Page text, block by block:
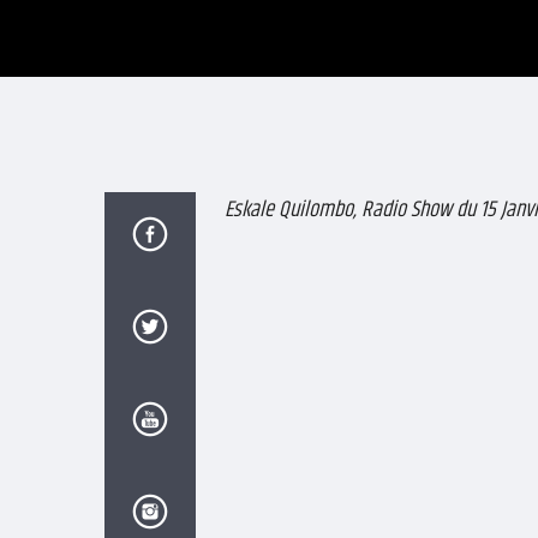
Eskale Quilombo, Radio Show du 15